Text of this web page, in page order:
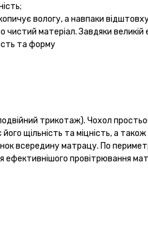
вологу, а навпаки
чистий матеріал. Завдяки
та форму
трикотаж). Чохол
щільність та міцність, а
всередину матрацу. По
ефективнішого провітрювання